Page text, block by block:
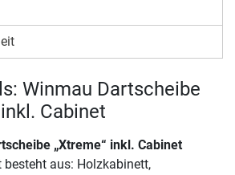
Winmau Dartscheibe
Cabinet
„Xtreme“ inkl. Cabinet
besteht aus: Holzkabinett,